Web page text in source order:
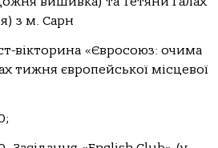
з м. Сарн
вікторина «Євросоюз: очима
тижня європейської місцевої